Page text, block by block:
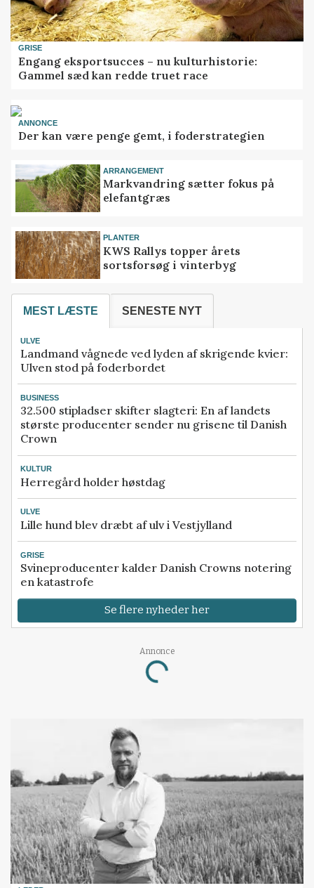
GRISE
Engang eksportsucces – nu kulturhistorie:
Gammel sæd kan redde truet race
ANNONCE
Der kan være penge gemt, i foderstrategien
ARRANGEMENT
Markvandring sætter fokus på
elefantgræs
PLANTER
KWS Rallys topper årets
sortsforsøg i vinterbyg
MEST LÆSTE SENESTE NYT
ULVE
Landmand vågnede ved lyden af skrigende kvier:
Ulven stod på foderbordet
BUSINESS
32.500 stipladser skifter slagteri: En af landets
største producenter sender nu grisene til Danish
Crown
KULTUR
Herregård holder høstdag
ULVE
Lille hund blev dræbt af ulv i Vestjylland
GRISE
Svineproducenter kalder Danish Crowns notering
en katastrofe
Se flere nyheder her
Annonce
Loading...